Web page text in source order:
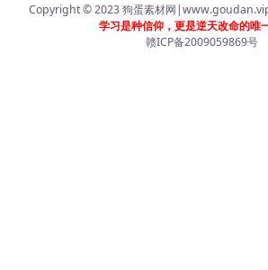
Copyright © 2023狗蛋素材网
学习是种信仰，更是逆天改命的唯
赣ICP备2009059869号